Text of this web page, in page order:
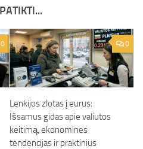
0 0
Lenkijos zlotas į eurus:
Išsamus gidas apie valiutos
keitimą, ekonomines
tendencijas ir praktinius